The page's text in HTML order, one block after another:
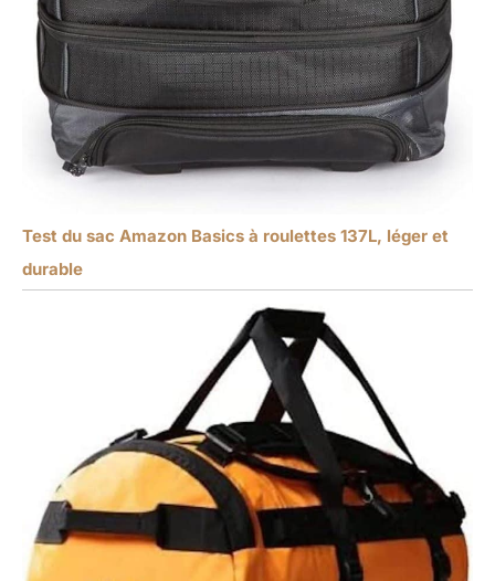
Test du sac Amazon Basics à roulettes 137L, léger et
durable